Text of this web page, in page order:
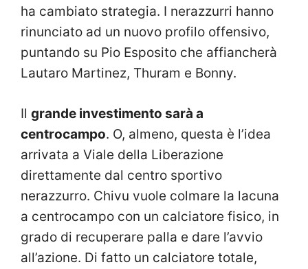
ha cambiato strategia. I nerazzurri hanno
rinunciato ad un nuovo profilo offensivo,
puntando su Pio Esposito che affiancherà
Lautaro Martinez, Thuram e Bonny.
Il grande investimento sarà a
centrocampo. O, almeno, questa è l’idea
arrivata a Viale della Liberazione
direttamente dal centro sportivo
nerazzurro. Chivu vuole colmare la lacuna
a centrocampo con un calciatore fisico, in
grado di recuperare palla e dare l’avvio
all’azione. Di fatto un calciatore totale,